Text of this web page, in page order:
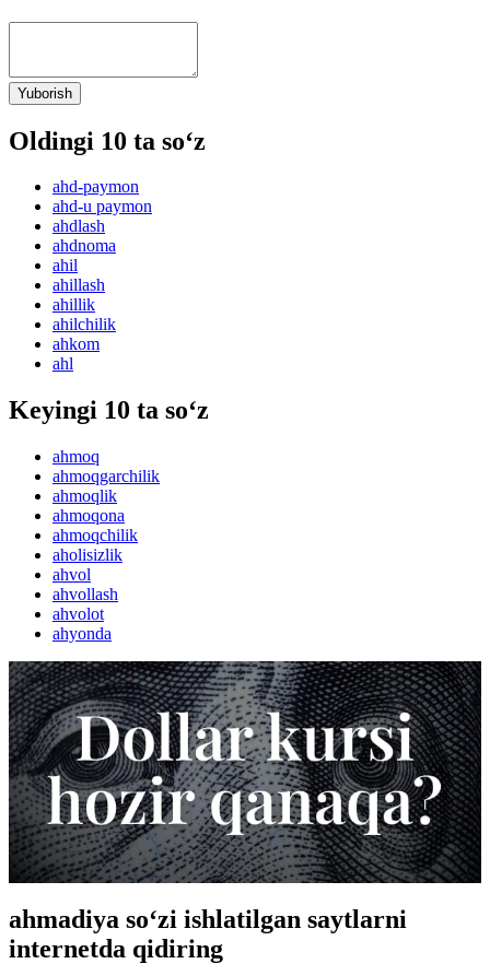
Yuborish
Oldingi 10 ta so‘z
ahd-paymon
ahd-u paymon
ahdlash
ahdnoma
ahil
ahillash
ahillik
ahilchilik
ahkom
ahl
Keyingi 10 ta so‘z
ahmoq
ahmoqgarchilik
ahmoqlik
ahmoqona
ahmoqchilik
aholisizlik
ahvol
ahvollash
ahvolot
ahyonda
ahmadiya so‘zi ishlatilgan saytlarni
internetda qidiring